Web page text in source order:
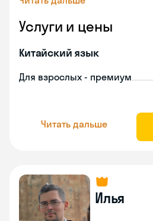
Услуги и цены
Китайский язык
Для взрослых - премиум
Читать дальше
Илья